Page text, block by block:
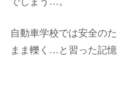
自動車学校では安全の
まま轢く…と習った記憶